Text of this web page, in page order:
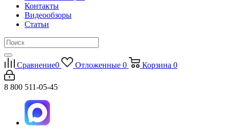
Контакты
Видеообзоры
Статьи
Сравнение0 Отложенные 0 Корзина 0
8 800 511-05-45